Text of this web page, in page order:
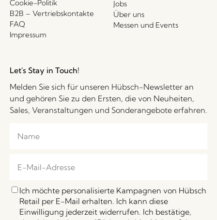
Cookie-Politik
B2B – Vertriebskontakte
FAQ
Impressum
Jobs
Über uns
Messen und Events
Let's Stay in Touch!
Melden Sie sich für unseren Hübsch-Newsletter an
und gehören Sie zu den Ersten, die von Neuheiten,
Sales, Veranstaltungen und Sonderangebote erfahren.
Ich möchte personalisierte Kampagnen von Hübsch
Retail per E-Mail erhalten. Ich kann diese
Einwilligung jederzeit widerrufen. Ich bestätige,